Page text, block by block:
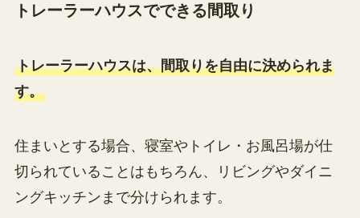
トレーラーハウスでできる間取り
トレーラーハウスは、間取りを自由に決められま
す。
住まいとする場合、寝室やトイレ・お風呂場が仕
切られていることはもちろん、リビングやダイニ
ングキッチンまで分けられます。